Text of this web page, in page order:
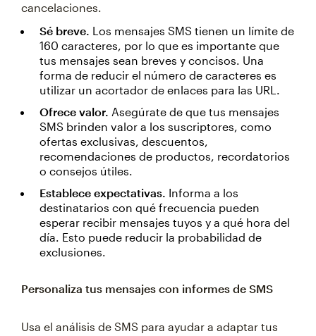
cancelaciones.
Sé breve. Los mensajes SMS tienen un límite de
160 caracteres, por lo que es importante que
tus mensajes sean breves y concisos. Una
forma de reducir el número de caracteres es
utilizar un acortador de enlaces para las URL.
Ofrece valor. Asegúrate de que tus mensajes
SMS brinden valor a los suscriptores, como
ofertas exclusivas, descuentos,
recomendaciones de productos, recordatorios
o consejos útiles.
Establece expectativas. Informa a los
destinatarios con qué frecuencia pueden
esperar recibir mensajes tuyos y a qué hora del
día. Esto puede reducir la probabilidad de
exclusiones.
Personaliza tus mensajes con informes de SMS
Usa el análisis de SMS para ayudar a adaptar tus